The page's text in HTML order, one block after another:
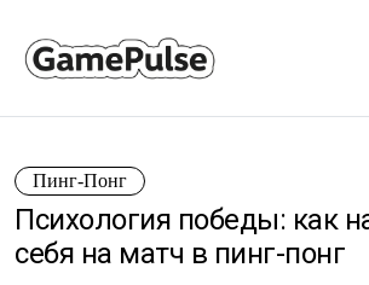
Пинг-Понг
Психология победы: как
себя на матч в пинг-понг